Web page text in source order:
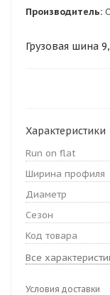
Производитель:
Грузовая шина
Характеристики
Run on flat
Ширина профиля
Диаметр
Сезон
Код товара
Все
Условия доставки